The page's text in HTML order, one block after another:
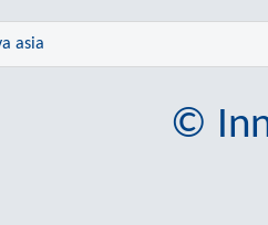
asia
©